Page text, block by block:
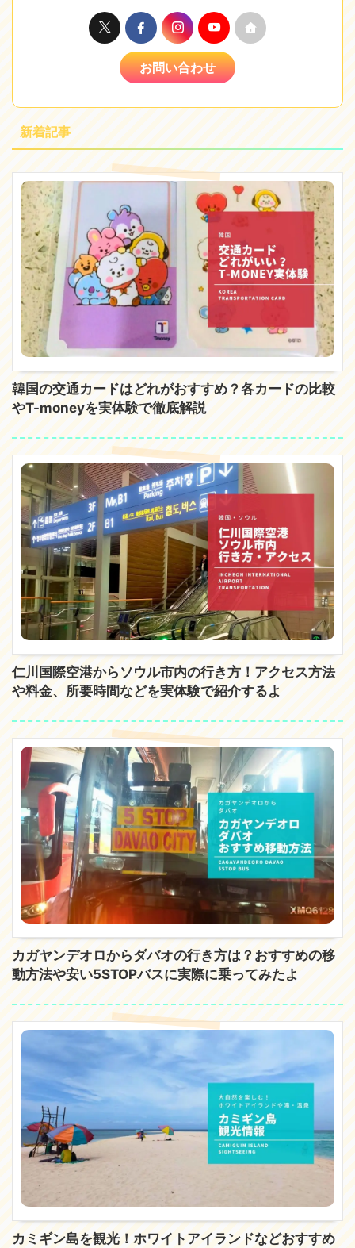
お問い合わせ
新着記事
韓国の交通カードはどれがおすすめ？各カードの比較
やT-moneyを実体験で徹底解説
仁川国際空港からソウル市内の行き方！アクセス方法
や料金、所要時間などを実体験で紹介するよ
カガヤンデオロからダバオの行き方は？おすすめの移
動方法や安い5STOPバスに実際に乗ってみたよ
カミギン島を観光！ホワイトアイランドなどおすすめ